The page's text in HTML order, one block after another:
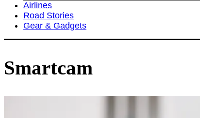
Airlines
Road Stories
Gear & Gadgets
Smartcam